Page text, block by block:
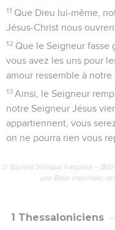
11 Que Dieu lui-même,
Jésus-Christ nous
12 Que le Seigneur fasse
vous avez les uns pour
amour ressemble à notre
13 Ainsi, le Seigneur
notre Seigneur Jésus
appartiennent, vous
on ne pourra rien vous
© Société biblique française –
une Bible imprimée,
1 Thessaloniciens